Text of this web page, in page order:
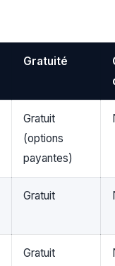
Gratuité
Gratuit
(options
payantes)
Gratuit
Gratuit